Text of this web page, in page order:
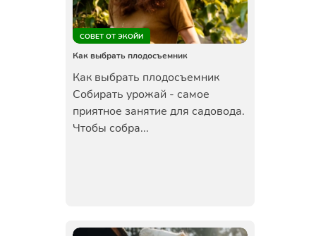
СОВЕТ ОТ ЭКОЙИ
Как выбрать плодосъемник
Как выбрать плодосъемник
Собирать урожай - самое
приятное занятие для садовода.
Чтобы собра...